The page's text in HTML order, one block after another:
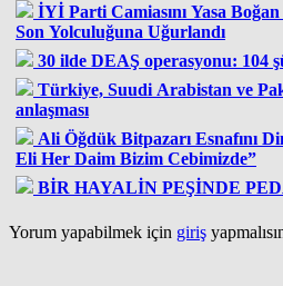
İYİ Parti Camiasını Yasa
Son Yolculuğuna Uğurlandı
30 ilde DEAŞ operasyonu: 104
Türkiye, Suudi Arabistan ve
anlaşması
Ali Öğdük Bitpazarı Esnafını
Eli Her Daim Bizim Cebimizde”
BİR HAYALİN PEŞİNDE
Yorum yapabilmek için giriş